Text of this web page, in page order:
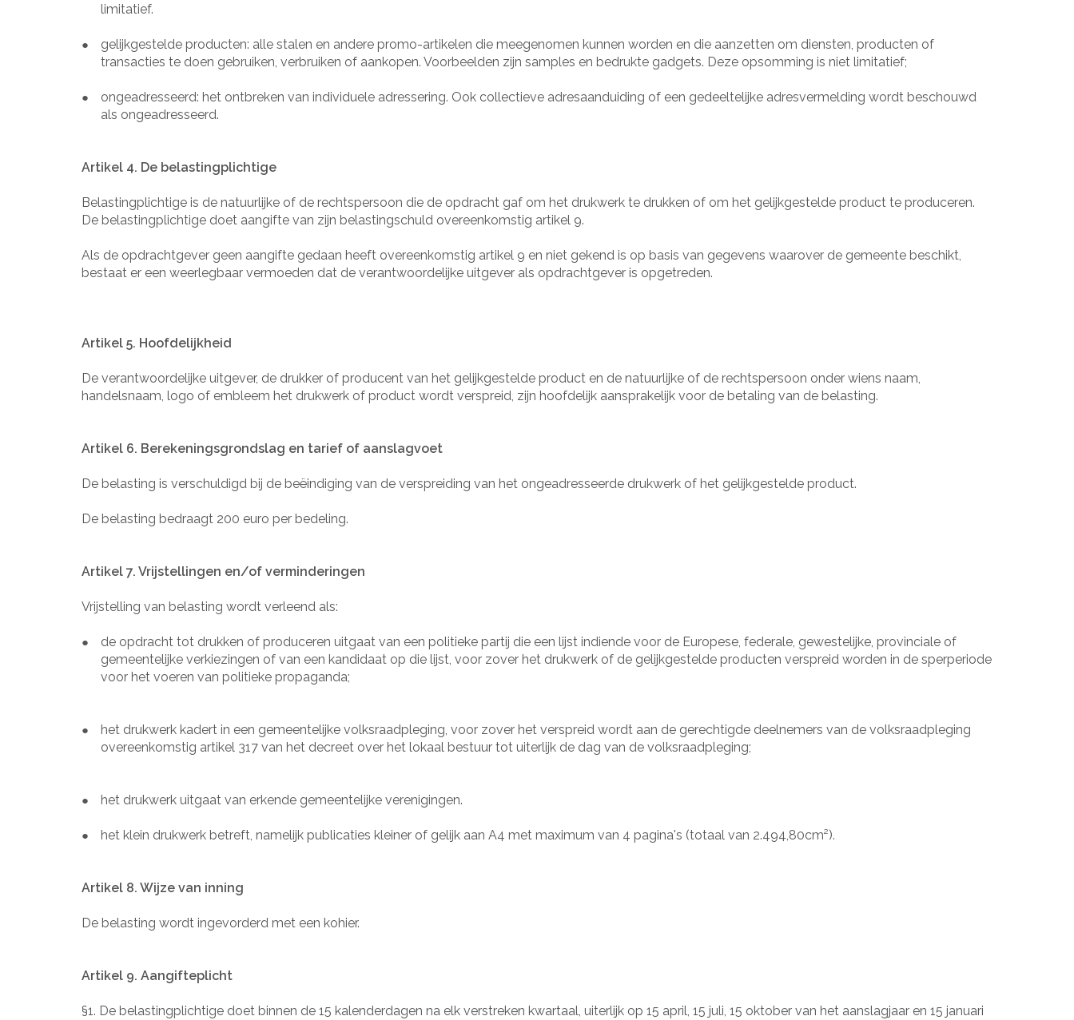
limitatief.
●
gelijkgestelde producten: alle stalen en andere promo-artikelen die meegenomen kunnen worden en die aanzetten om diensten, producten of
transacties te doen gebruiken, verbruiken of aankopen. Voorbeelden zijn samples en bedrukte gadgets. Deze opsomming is niet limitatief;
●
ongeadresseerd: het ontbreken van individuele adressering. Ook collectieve adresaanduiding of een gedeeltelijke adresvermelding wordt beschouwd
als ongeadresseerd.
Artikel 4. De belastingplichtige
Belastingplichtige is de natuurlijke of de rechtspersoon die de opdracht gaf om het drukwerk te drukken of om het gelijkgestelde product te produceren.
De belastingplichtige doet aangifte van zijn belastingschuld overeenkomstig artikel 9.
Als de opdrachtgever geen aangifte gedaan heeft overeenkomstig artikel 9 en niet gekend is op basis van gegevens waarover de gemeente beschikt,
bestaat er een weerlegbaar vermoeden dat de verantwoordelijke uitgever als opdrachtgever is opgetreden.
Artikel 5. Hoofdelijkheid
De verantwoordelijke uitgever, de drukker of producent van het gelijkgestelde product en de natuurlijke of de rechtspersoon onder wiens naam,
handelsnaam, logo of embleem het drukwerk of product wordt verspreid, zijn hoofdelijk aansprakelijk voor de betaling van de belasting.
Artikel 6. Berekeningsgrondslag en tarief of aanslagvoet
De belasting is verschuldigd bij de beëindiging van de verspreiding van het ongeadresseerde drukwerk of het gelijkgestelde product.
De belasting bedraagt 200 euro per bedeling.
Artikel 7. Vrijstellingen en/of verminderingen
Vrijstelling van belasting wordt verleend als:
●
de opdracht tot drukken of produceren uitgaat van een politieke partij die een lijst indiende voor de Europese, federale, gewestelijke, provinciale of
gemeentelijke verkiezingen of van een kandidaat op die lijst, voor zover het drukwerk of de gelijkgestelde producten verspreid worden in de sperperiode
voor het voeren van politieke propaganda;
●
het drukwerk kadert in een gemeentelijke volksraadpleging, voor zover het verspreid wordt aan de gerechtigde deelnemers van de volksraadpleging
overeenkomstig artikel 317 van het decreet over het lokaal bestuur tot uiterlijk de dag van de volksraadpleging;
● het drukwerk uitgaat van erkende gemeentelijke verenigingen.
● het klein drukwerk betreft, namelijk publicaties kleiner of gelijk aan A4 met maximum van 4 pagina's (totaal van 2.494,80cm²).
Artikel 8. Wijze van inning
De belasting wordt ingevorderd met een kohier.
Artikel 9. Aangifteplicht
§1. De belastingplichtige doet binnen de 15 kalenderdagen na elk verstreken kwartaal, uiterlijk op 15 april, 15 juli, 15 oktober van het aanslagjaar en 15 januari